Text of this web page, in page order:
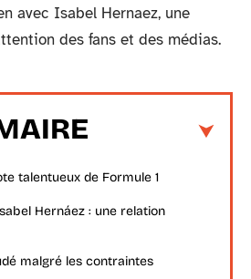
avec Isabel Hernaez, une
des fans et des médias.
talentueux de Formule 1
Hernáez : une relation
malgré les contraintes